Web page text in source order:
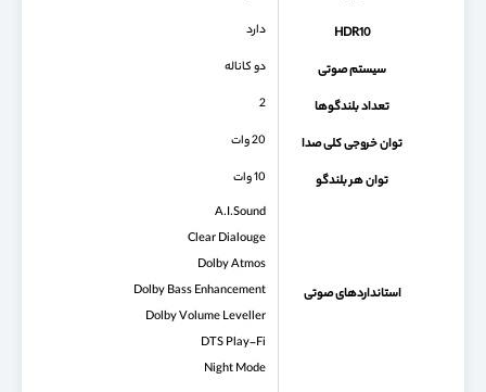
HDR10 دارد
سیستم صوتی دو کاناله
تعداد بلندگوها 2
توان خروجی کلی صدا 20 وات
توان هر بلندگو 10 وات
استانداردهای صوتی
A.I.Sound
Clear Dialouge
Dolby Atmos
Dolby Bass Enhancement
Dolby Volume Leveller
DTS Play-Fi
Night Mode